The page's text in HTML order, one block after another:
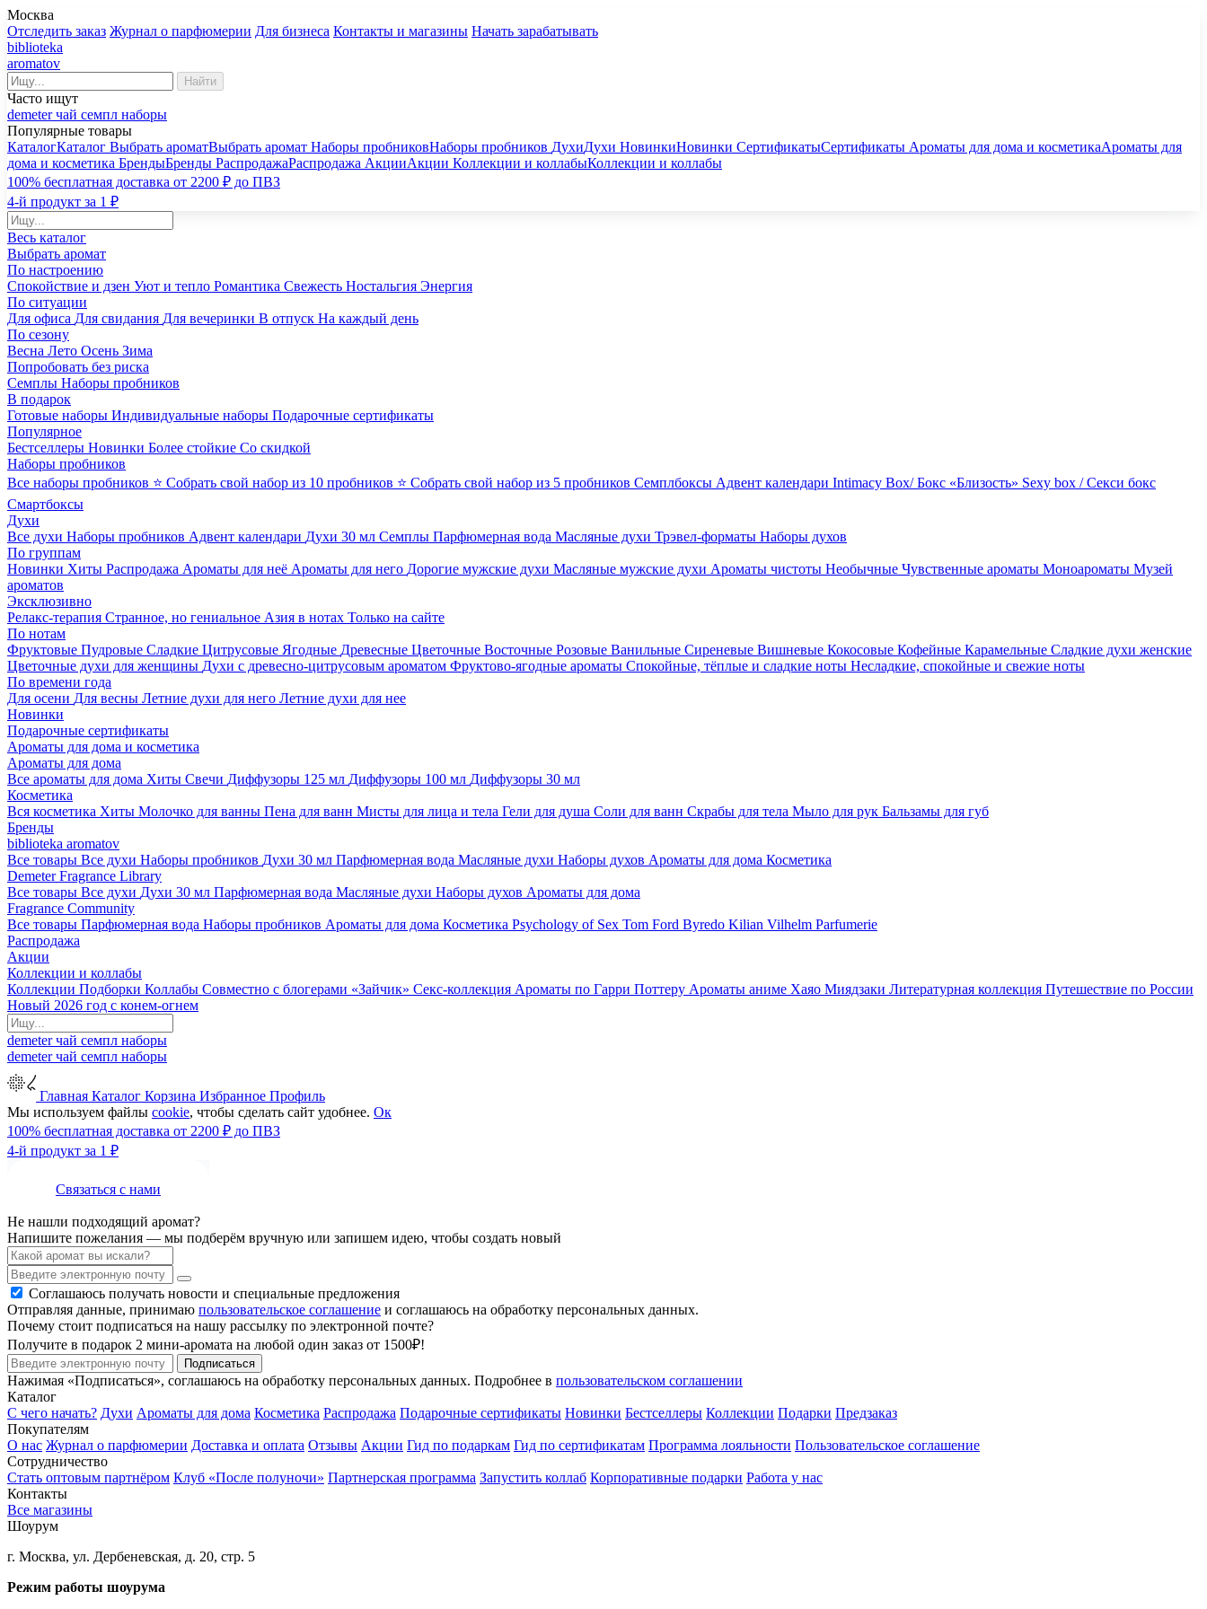
Москва
Отследить заказ Журнал о парфюмерии Для бизнеса Контакты и магазины Начать зарабатывать
biblioteka
aromatov
Найти
Часто ищут
demeterчай семпл наборы
Популярные товары
КаталогКаталог Выбрать ароматВыбрать аромат Наборы пробниковНаборы пробников ДухиДухи НовинкиНовинки СертификатыСертификаты Ароматы для дома и косметикаАроматы для
дома и косметика БрендыБренды РаспродажаРаспродажа АкцииАкции Коллекции и коллабыКоллекции и коллабы
100% бесплатная доставка от 2200 ₽ до ПВЗ
4-й продукт за 1 ₽
Весь каталог
Выбрать аромат
По настроению
Спокойствие и дзен Уют и тепло Романтика Свежесть Ностальгия Энергия
По ситуации
Для офиса Для свидания Для вечеринки В отпуск На каждый день
По сезону
Весна Лето Осень Зима
Попробовать без риска
Семплы Наборы пробников
В подарок
Готовые наборы Индивидуальные наборы Подарочные сертификаты
Популярное
Бестселлеры Новинки Более стойкие Со скидкой
Наборы пробников
Все наборы пробников ⭐ Собрать свой набор из 10 пробников ⭐ Собрать свой набор из 5 пробников Семплбоксы Адвент календари Intimacy Box/ Бокс «Близость» Sexy box / Секси бокс
Смартбоксы
Духи
Все духи Наборы пробников Адвент календари Духи 30 мл Семплы Парфюмерная вода Масляные духи Трэвел-форматы Наборы духов
По группам
Новинки Хиты Распродажа Ароматы для неё Ароматы для него Дорогие мужские духи Масляные мужские духи Ароматы чистоты Необычные Чувственные ароматы Моноароматы Музей
ароматов
Эксклюзивно
Релакс-терапия Странное, но гениальное Азия в нотах Только на сайте
По нотам
Фруктовые Пудровые Сладкие Цитрусовые Ягодные Древесные Цветочные Восточные Розовые Ванильные Сиреневые Вишневые Кокосовые Кофейные Карамельные Сладкие духи женские
Цветочные духи для женщины Духи с древесно-цитрусовым ароматом Фруктово-ягодные ароматы Спокойные, тёплые и сладкие ноты Несладкие, спокойные и свежие ноты
По времени года
Для осени Для весны Летние духи для него Летние духи для нее
Новинки
Подарочные сертификаты
Ароматы для дома и косметика
Ароматы для дома
Все ароматы для дома Хиты Свечи Диффузоры 125 мл Диффузоры 100 мл Диффузоры 30 мл
Косметика
Вся косметика Хиты Молочко для ванны Пена для ванн Мисты для лица и тела Гели для душа Соли для ванн Скрабы для тела Мыло для рук Бальзамы для губ
Бренды
biblioteka aromatov
Все товары Все духи Наборы пробников Духи 30 мл Парфюмерная вода Масляные духи Наборы духов Ароматы для дома Косметика
Demeter Fragrance Library
Все товары Все духи Духи 30 мл Парфюмерная вода Масляные духи Наборы духов Ароматы для дома
Fragrance Community
Все товары Парфюмерная вода Наборы пробников Ароматы для дома Косметика Psychology of Sex Tom Ford Byredo Kilian Vilhelm Parfumerie
Распродажа
Акции
Коллекции и коллабы
Коллекции Подборки Коллабы Совместно с блогерами «Зайчик» Секс-коллекция Ароматы по Гарри Поттеру Ароматы аниме Хаяо Миядзаки Литературная коллекция Путешествие по России
Новый 2026 год с конем-огнем
demeterчай семпл наборы
demeterчай семпл наборы
Главная Каталог Корзина Избранное Профиль
Мы используем файлы cookie, чтобы сделать сайт удобнее. Ок
100% бесплатная доставка от 2200 ₽ до ПВЗ
4-й продукт за 1 ₽
Связаться с нами
Не нашли подходящий аромат?
Напишите пожелания — мы подберём вручную или запишем идею, чтобы создать новый
Соглашаюсь получать новости и специальные предложения
Отправляя данные, принимаю пользовательское соглашение и соглашаюсь на обработку персональных данных.
Почему стоит подписаться на нашу рассылку по электронной почте?
Получите в подарок 2 мини-аромата на любой один заказ от 1500₽!
Подписаться
Нажимая «Подписаться», соглашаюсь на обработку персональных данных. Подробнее в пользовательском соглашении
Каталог
С чего начать? Духи Ароматы для дома Косметика Распродажа Подарочные сертификаты Новинки Бестселлеры Коллекции Подарки Предзаказ
Покупателям
О нас Журнал о парфюмерии Доставка и оплата Отзывы Акции Гид по подаркам Гид по сертификатам Программа лояльности Пользовательское соглашение
Сотрудничество
Стать оптовым партнёром Клуб «После полуночи» Партнерская программа Запустить коллаб Корпоративные подарки Работа у нас
Контакты
Все магазины
Шоурум
г. Москва, ул. Дербеневская, д. 20, стр. 5
Режим работы шоурума